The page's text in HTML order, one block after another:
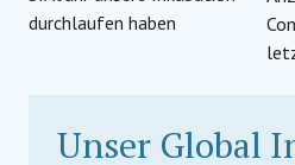
durchlaufen haben
Unser Global